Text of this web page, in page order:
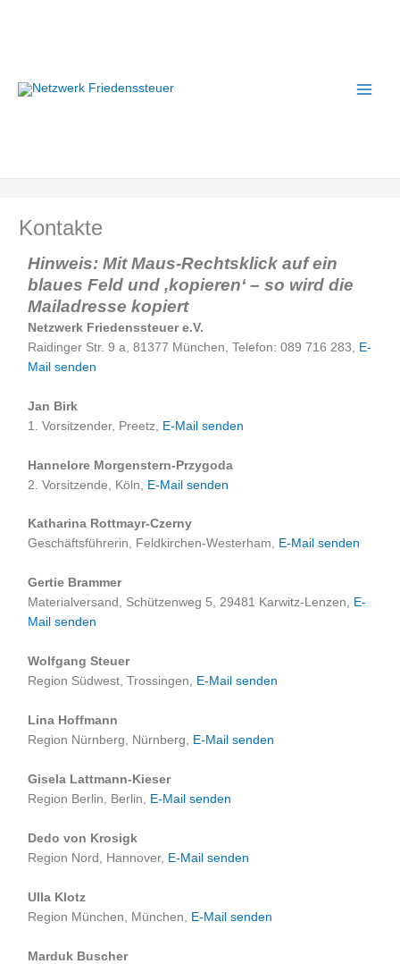
Kontakte
Hinweis: Mit Maus-Rechtsklick auf ein
blaues Feld und ‚kopieren‘ – so wird die
Mailadresse kopiert
Netzwerk Friedenssteuer e.V.
Raidinger Str. 9 a, 81377 München, Telefon: 089 716 283,
E-
Mail senden
Jan Birk
1. Vorsitzender, Preetz, E-Mail senden
Hannelore Morgenstern-Przygoda
2. Vorsitzende, Köln, E-Mail senden
Katharina Rottmayr-Czerny
Geschäftsführerin, Feldkirchen-Westerham, E-Mail senden
Gertie Brammer
Materialversand, Schützenweg 5, 29481 Karwitz-Lenzen, E-
Mail senden
Wolfgang Steuer
Region Südwest, Trossingen, E-Mail senden
Lina Hoffmann
Region Nürnberg, Nürnberg, E-Mail senden
Gisela Lattmann-Kieser
Region Berlin, Berlin,
E-Mail senden
Dedo von Krosigk
Region Nord, Hannover, E-Mail senden
Ulla Klotz
Region München, München, E-Mail senden
Marduk Buscher
h